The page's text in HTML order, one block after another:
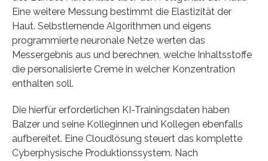
Eine weitere Messung bestimmt die Elastizität der
Haut. Selbstlernende Algorithmen und eigens
programmierte neuronale Netze werten das
Messergebnis aus und berechnen, welche Inhaltsstoffe
die personalisierte Creme in welcher Konzentration
enthalten soll.
Die hierfür erforderlichen KI-Trainingsdaten haben
Balzer und seine Kolleginnen und Kollegen ebenfalls
aufbereitet. Eine Cloudlösung steuert das komplette
Cyberphysische Produktionssystem. Nach